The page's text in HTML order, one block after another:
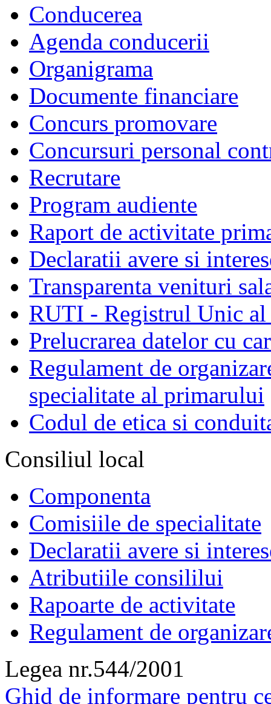
Conducerea
Agenda conducerii
Organigrama
Documente financiare
Concurs promovare
Concursuri personal
Recrutare
Program audiente
Raport de activitate
Declaratii avere si
Transparenta venituri
RUTI - Registrul Unic al
Prelucrarea datelor cu
Regulament de
specialitate al primarului
Codul de etica si
Consiliul local
Componenta
Comisiile de specialitate
Declaratii avere si
Atributiile consililui
Rapoarte de activitate
Regulament de
Legea nr.544/2001
Ghid de informare pentru